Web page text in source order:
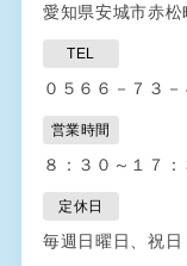
愛知県安城市赤松
TEL
０５６６－７３－
営業時間
８：３０～１７
定休日
毎週日曜日、祝日